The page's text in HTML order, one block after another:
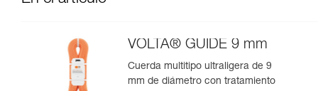
VOLTA® GUIDE 9 mm
Cuerda multitipo ultraligera de 9
mm de diámetro con tratamiento